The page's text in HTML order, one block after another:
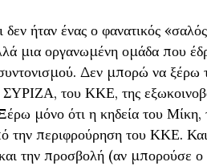
δεν ήταν ένας ο φανατικός
μια οργανωμένη ομάδα που
Δεν μπορώ να ξέρω
του ΚΚΕ, της
μόνο ότι η κηδεία του Μίκη,
την περιφρούρηση του ΚΚΕ. Και
την προσβολή (αν μπορούσε